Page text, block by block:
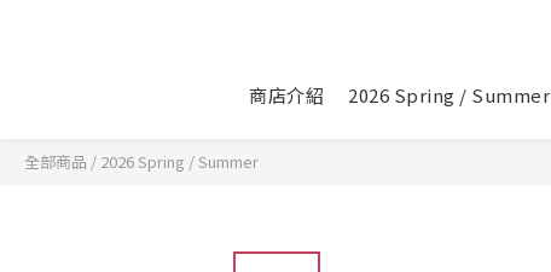
商店介紹 2026 Spring / Summer
全部商品 / 2026 Spring / Summer